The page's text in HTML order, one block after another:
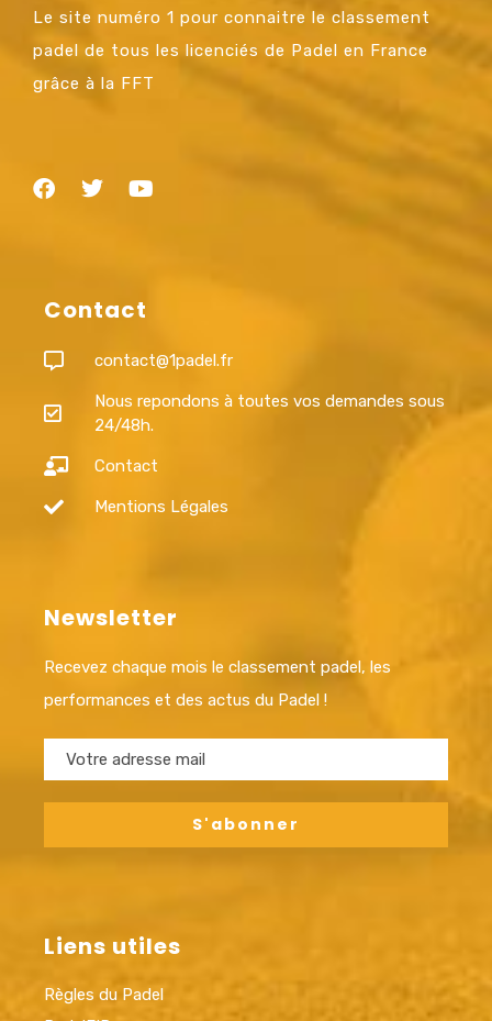
Le site numéro 1 pour connaitre le classement
padel de tous les licenciés de Padel en France
grâce à la FFT
Contact
contact@1padel.fr
Nous repondons à toutes vos demandes sous
24/48h.
Contact
Mentions Légales
Newsletter
Recevez chaque mois le classement padel, les
performances et des actus du Padel !
Liens utiles
Règles du Padel